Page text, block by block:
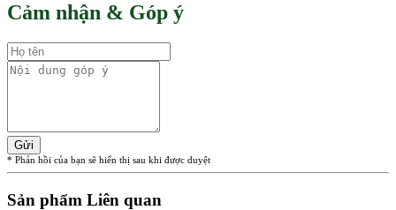
Cảm nhận & Góp ý
Gửi
* Phản hồi của bạn sẽ hiển thị sau khi được duyệt
Sản phẩm Liên quan